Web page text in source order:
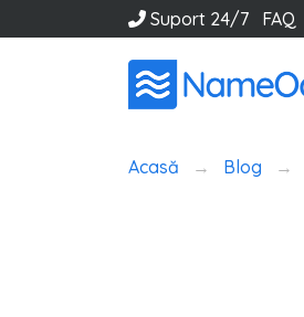
Suport 24/7 FAQ
Acasă Blog